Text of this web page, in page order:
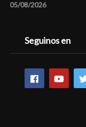
05/08/2026
Seguinos en